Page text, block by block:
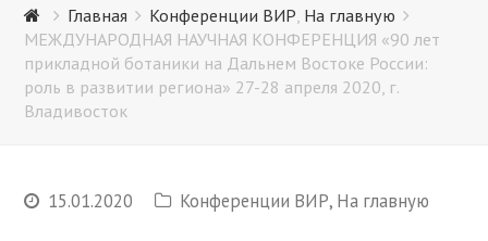
Главная Конференции ВИР, На главную
МЕЖДУНАРОДНАЯ НАУЧНАЯ КОНФЕРЕНЦИЯ «90 лет
прикладной ботаники на Дальнем Востоке России:
роль в развитии региона» 27-28 апреля 2020, г.
Владивосток
15.01.2020 Конференции ВИР, На главную